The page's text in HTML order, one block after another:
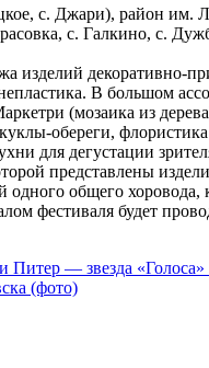
с. Джари), район им.
с. Галкино, с.
изделий
В большом
(мозаика из
обереги,
для дегустации
представлены
одного общего
фестиваля будет
Питер — звезда
(фото)